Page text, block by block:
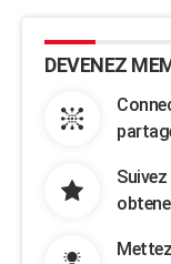
DEVENEZ